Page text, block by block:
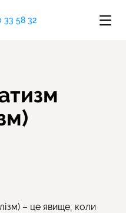
33 58 32
– це явище, коли